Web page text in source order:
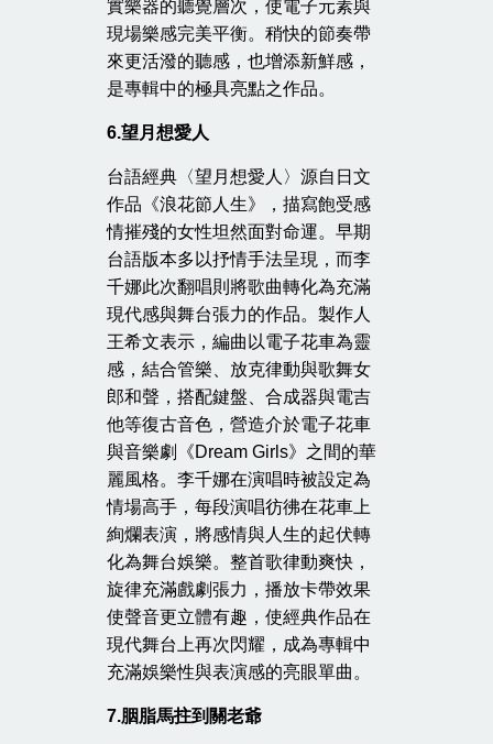
實樂器的聽覺層次，使電子元素與
現場樂感完美平衡。稍快的節奏帶
來更活潑的聽感，也增添新鮮感，
是專輯中的極具亮點之作品。
6.望月想愛人
台語經典〈望月想愛人〉源自日文
作品《浪花節人生》，描寫飽受感
情摧殘的女性坦然面對命運。早期
台語版本多以抒情手法呈現，而李
千娜此次翻唱則將歌曲轉化為充滿
現代感與舞台張力的作品。製作人
王希文表示，編曲以電子花車為靈
感，結合管樂、放克律動與歌舞女
郎和聲，搭配鍵盤、合成器與電吉
他等復古音色，營造介於電子花車
與音樂劇《Dream Girls》之間的華
麗風格。李千娜在演唱時被設定為
情場高手，每段演唱彷彿在花車上
絢爛表演，將感情與人生的起伏轉
化為舞台娛樂。整首歌律動爽快，
旋律充滿戲劇張力，播放卡帶效果
使聲音更立體有趣，使經典作品在
現代舞台上再次閃耀，成為專輯中
充滿娛樂性與表演感的亮眼單曲。
7.胭脂馬拄到關老爺